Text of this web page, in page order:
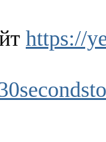
https://